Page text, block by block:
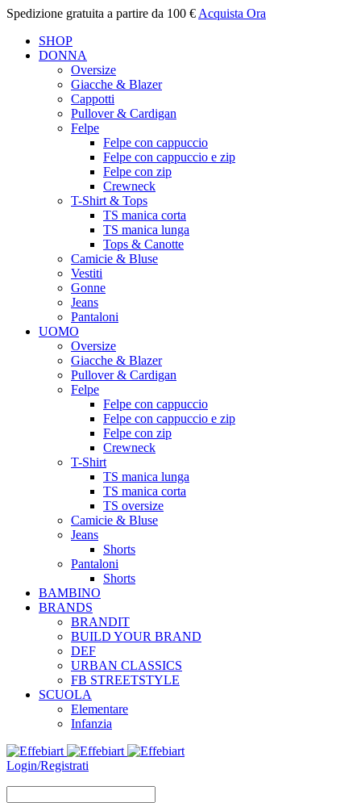
Spedizione gratuita a partire da 100 € Acquista Ora
SHOP
DONNA
Oversize
Giacche & Blazer
Cappotti
Pullover & Cardigan
Felpe
Felpe con cappuccio
Felpe con cappuccio e zip
Felpe con zip
Crewneck
T-Shirt & Tops
TS manica corta
TS manica lunga
Tops & Canotte
Camicie & Bluse
Vestiti
Gonne
Jeans
Pantaloni
UOMO
Oversize
Giacche & Blazer
Pullover & Cardigan
Felpe
Felpe con cappuccio
Felpe con cappuccio e zip
Felpe con zip
Crewneck
T-Shirt
TS manica lunga
TS manica corta
TS oversize
Camicie & Bluse
Jeans
Shorts
Pantaloni
Shorts
BAMBINO
BRANDS
BRANDIT
BUILD YOUR BRAND
DEF
URBAN CLASSICS
FB STREETSTYLE
SCUOLA
Elementare
Infanzia
Login/Registrati